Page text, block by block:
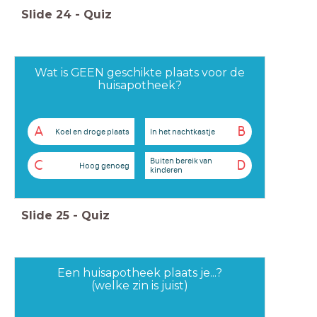
Slide 24 - Quiz
Wat is GEEN geschikte plaats voor de
huisapotheek?
A Koel en droge plaats B
In het nachtkastje
C Hoog genoeg D
Buiten bereik van
kinderen
Slide 25 - Quiz
Een huisapotheek plaats je...?
(welke zin is juist)